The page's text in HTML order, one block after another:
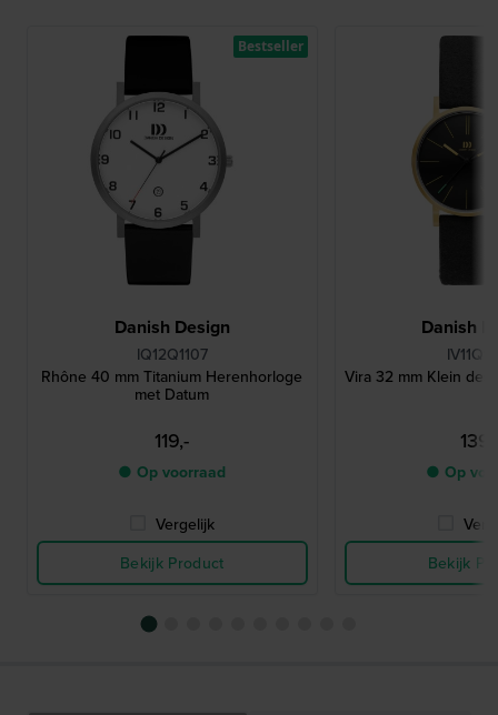
Danish Design
IQ12Q1107
Rhône 40 mm Titanium Herenhorloge
met Datum
119,-
● Op voorraad
Vergelijk
Bekijk Product
Bestseller
Danish
Vira 32 mm Klein
139,-
● Op
Bekijk